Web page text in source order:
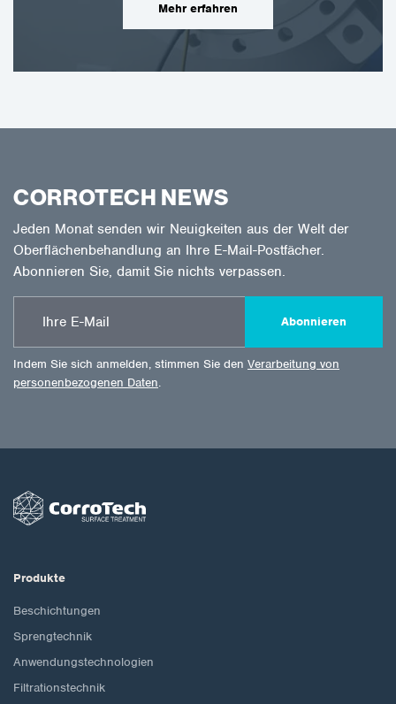
Mehr erfahren
CORROTECH NEWS
Jeden Monat senden wir Neuigkeiten aus der Welt der
Oberflächenbehandlung an Ihre E-Mail-Postfächer.
Abonnieren Sie, damit Sie nichts verpassen.
Abonnieren
Indem Sie sich anmelden, stimmen Sie den Verarbeitung von
personenbezogenen Daten.
Produkte
Beschichtungen
Sprengtechnik
Anwendungstechnologien
Filtrationstechnik